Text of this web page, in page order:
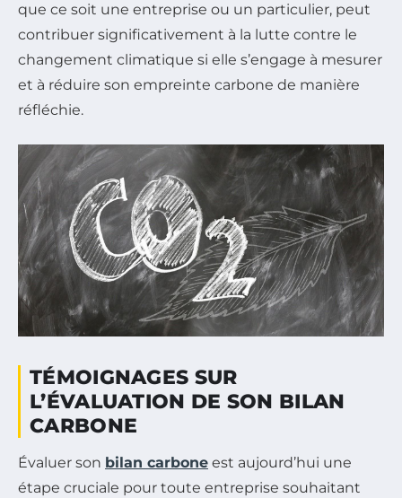
que ce soit une entreprise ou un particulier, peut
contribuer significativement à la lutte contre le
changement climatique si elle s’engage à mesurer
et à réduire son empreinte carbone de manière
réfléchie.
TÉMOIGNAGES SUR
L’ÉVALUATION DE SON BILAN
CARBONE
Évaluer son bilan carbone est aujourd’hui une
étape cruciale pour toute entreprise souhaitant